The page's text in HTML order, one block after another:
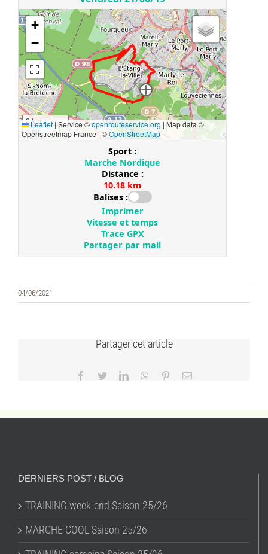
04/06/2021
Partager cet article
Facebook
TwitterLinkedInWhatsApp
PinterestEmail
DERNIERS POST / BLOG
TRAINING week-end Saison 25/26
MARCHE COOL Saison 25/26